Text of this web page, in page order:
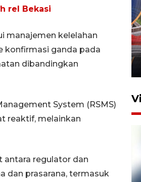
rel Bekasi
manajemen kelelahan
konfirmasi ganda pada
dibandingkan
System (RSMS)
reaktif, melainkan
antara regulator dan
dan prasarana, termasuk
sebidang di
Bogor
18:49